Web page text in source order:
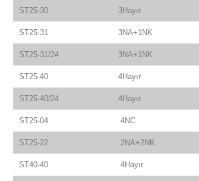
ST25-30 3Hayır
ST25-31 3NA+1NK
ST25-31/24 3NA+1NK
ST25-40 4Hayır
ST25-40/24 4Hayır
ST25-04 4NC
ST25-22 2NA+2NK
ST40-40 4Hayır